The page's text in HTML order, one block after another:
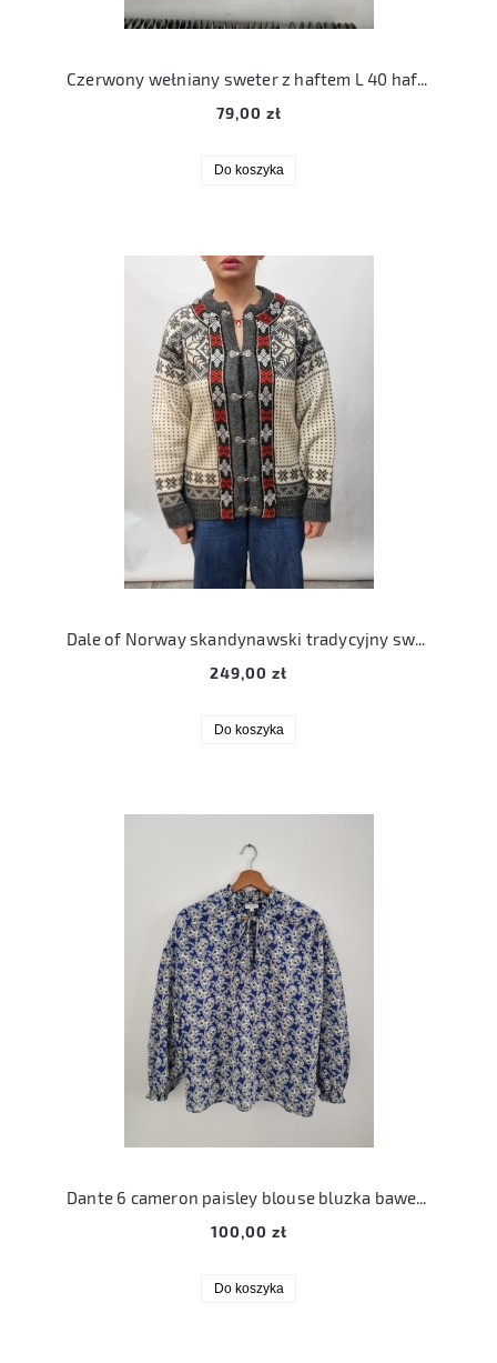
Czerwony wełniany sweter z haftem L 40 haft handmade ręcznie robiony
79,00 zł
Do koszyka
249,00 zł
Do koszyka
Dante 6 cameron paisley blouse bluzka bawełna dante6 S 36
100,00 zł
Do koszyka